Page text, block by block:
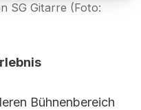
SG Gitarre (Foto:
Bühnenbereich